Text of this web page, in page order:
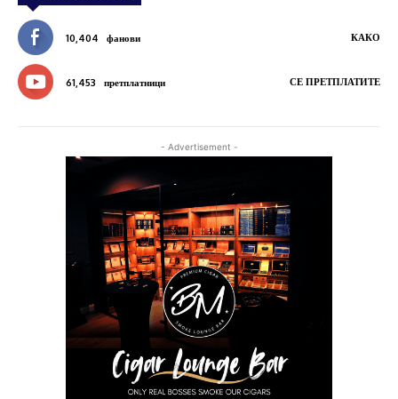
10,404 фанови КАКО
61,453 претплатници СЕ ПРЕТПЛАТИТЕ
- Advertisement -